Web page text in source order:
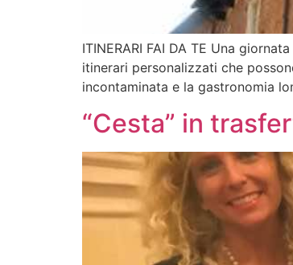
ITINERARI FAI DA TE Una
itinerari personalizzati che
incontaminata e la gastronomia
“Cesta” in